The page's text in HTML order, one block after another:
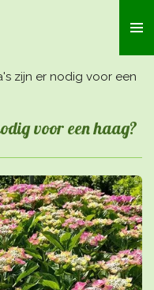
zijn er nodig voor een
voor een haag?